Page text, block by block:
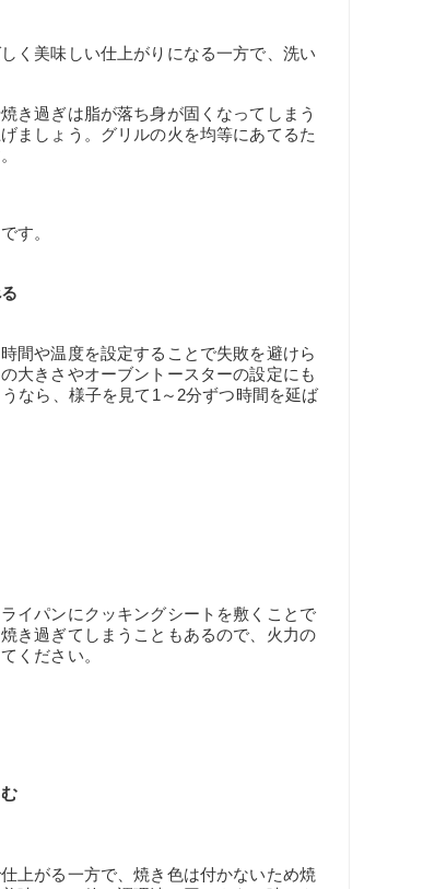
く美味しい仕上がりになる一方で、洗い
き過ぎは脂が落ち身が固くなってしまう
ましょう。グリルの火を均等にあてるた
す。
間や温度を設定することで失敗を避けら
大きさやオーブントースターの設定にも
なら、様子を見て1～2分ずつ時間を延ば
イパンにクッキングシートを敷くことで
き過ぎてしまうこともあるので、火力の
ください。
上がる一方で、焼き色は付かないため焼